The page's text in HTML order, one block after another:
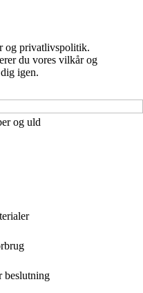
og privatlivspolitik.
du vores vilkår og
igen.
og uld
beslutning